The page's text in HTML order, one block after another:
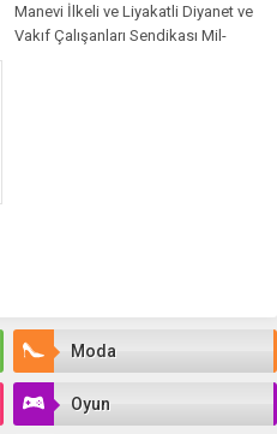
Manevi İlkeli ve Liyakatli Diyanet ve
Vakıf Çalışanları Sendikası Mil-
Moda
Oyun